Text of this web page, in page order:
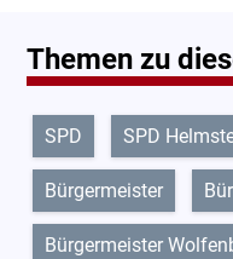
Themen zu
SPD SPD
Bürgermeister
Bürgermeister